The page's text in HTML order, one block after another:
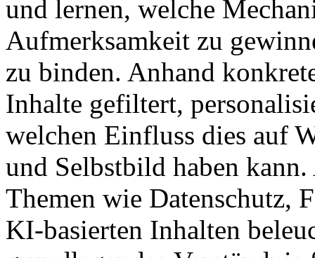
und lernen, welche
Aufmerksamkeit zu
zu binden. Anhand
Inhalte gefiltert,
welchen Einfluss dies auf
und Selbstbild haben
Themen wie Datenschutz,
KI-basierten Inhalten